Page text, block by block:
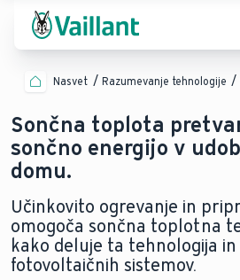
Nasvet Razumevanje tehnologije
Sončna toplota
sončno energijo v
domu.
Učinkovito ogrevanje in
omogoča sončna toplotna
kako deluje ta tehnologija in
fotovoltaičnih sistemov.